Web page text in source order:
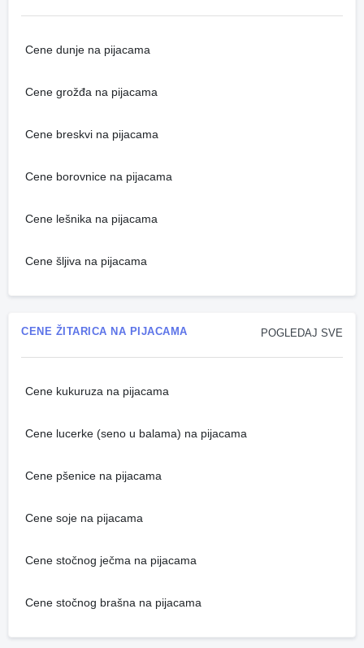
Cene dunje na pijacama
Cene grožđa na pijacama
Cene breskvi na pijacama
Cene borovnice na pijacama
Cene lešnika na pijacama
Cene šljiva na pijacama
POGLEDAJ SVE
CENE ŽITARICA NA PIJACAMA
Cene kukuruza na pijacama
Cene lucerke (seno u balama) na pijacama
Cene pšenice na pijacama
Cene soje na pijacama
Cene stočnog ječma na pijacama
Cene stočnog brašna na pijacama